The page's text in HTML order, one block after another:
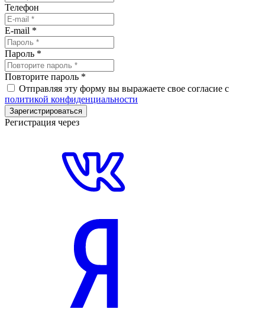
Телефон
E-mail *
Пароль *
Повторите пароль *
Отправляя эту форму вы выражаете свое согласие с
политикой конфиденциальности
Зарегистрироваться
Регистрация через